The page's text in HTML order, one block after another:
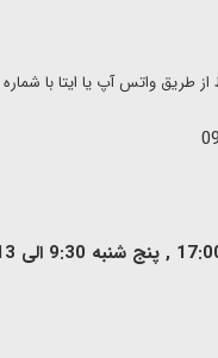
با شماره 09914118710 اقدام فرمایید.